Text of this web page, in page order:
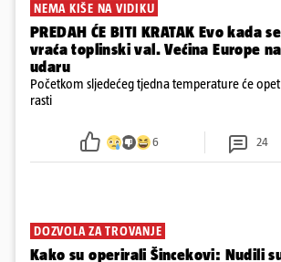
NEMA KIŠE NA VIDIKU
PREDAH ĆE BITI KRATAK Evo kada se
vraća toplinski val. Većina Europe na
udaru
Početkom sljedećeg tjedna temperature će opet
rasti
6 24
DOZVOLA ZA TROVANJE
Kako su operirali Šincekovi: Nudili